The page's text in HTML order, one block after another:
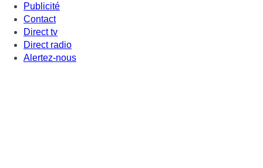
Publicité
Contact
Direct tv
Direct radio
Alertez-nous